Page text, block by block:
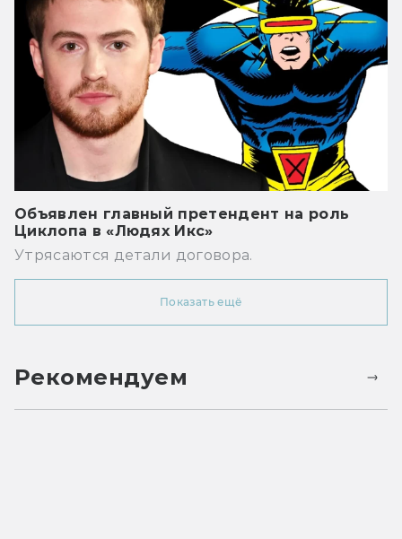
Объявлен главный претендент на роль
Циклопа в «Людях Икс»
Утрясаются детали договора.
Показать ещё
Рекомендуем